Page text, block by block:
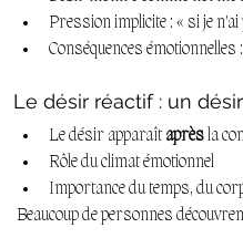
Pression implicite : « si je n’ai
Conséquences
Le désir réactif : un
Le désir apparaît après la
Rôle du climat émotionnel
Importance du temps, du
Beaucoup de personnes